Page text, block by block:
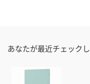
あなたが最近チェック